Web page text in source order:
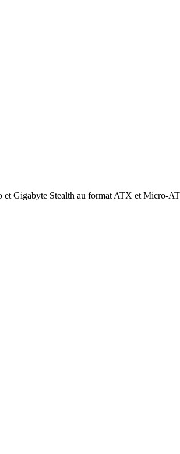
et Gigabyte Stealth au format ATX et Micro-